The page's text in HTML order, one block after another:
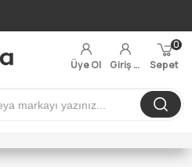
Üye Ol Giriş Yap Sepet
0